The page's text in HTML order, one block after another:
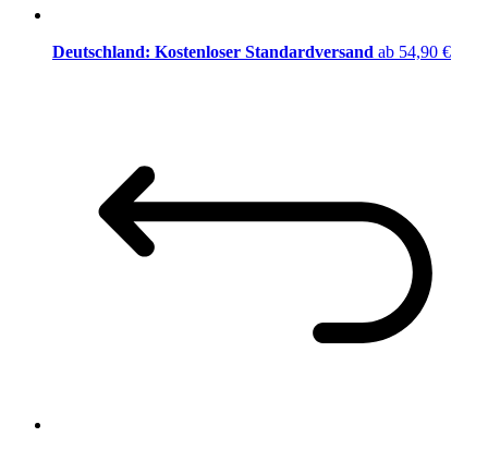
Deutschland: Kostenloser Standardversand ab 54,90 €